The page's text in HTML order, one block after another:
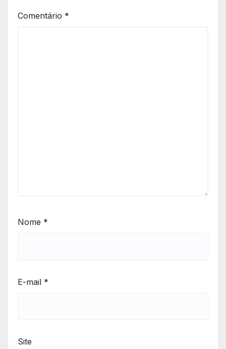
Comentário *
Nome *
E-mail *
Site